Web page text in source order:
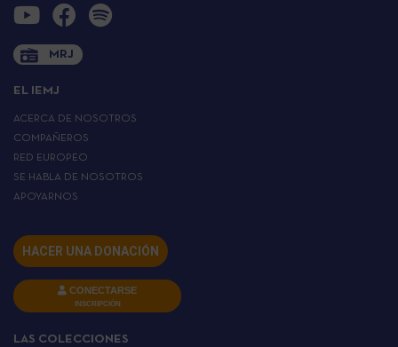
MRJ
EL IEMJ
ACERCA DE NOSOTROS
COMPAÑEROS
RED EUROPEO
SE HABLA DE NOSOTROS
APOYARNOS
HACER UNA DONACIÓN
CONECTARSE
INSCRIPCIÓN
LAS COLECCIONES